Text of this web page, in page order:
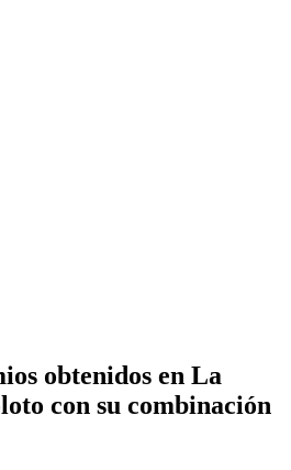
obtenidos en La
con su combinación